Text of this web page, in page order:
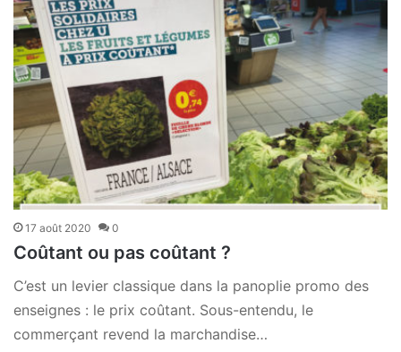
17 août 2020 0
Coûtant ou pas coûtant ?
C’est un levier classique dans la panoplie promo des
enseignes : le prix coûtant. Sous-entendu, le
commerçant revend la marchandise…